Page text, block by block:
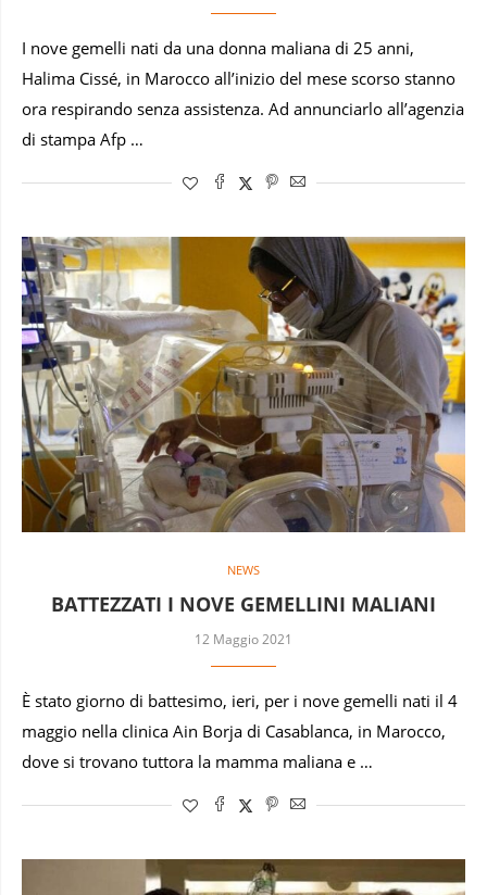
I nove gemelli nati da una donna maliana di 25 anni,
Halima Cissé, in Marocco all’inizio del mese scorso stanno
ora respirando senza assistenza. Ad annunciarlo all’agenzia
di stampa Afp …
NEWS
BATTEZZATI I NOVE GEMELLINI MALIANI
12 Maggio 2021
È stato giorno di battesimo, ieri, per i nove gemelli nati il 4
maggio nella clinica Ain Borja di Casablanca, in Marocco,
dove si trovano tuttora la mamma maliana e …